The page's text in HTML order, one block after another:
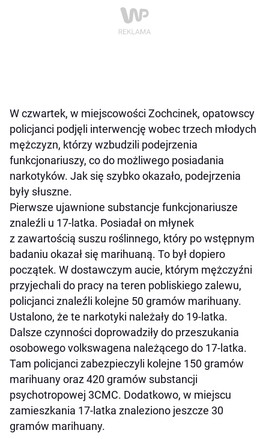
W czwartek, w miejscowości Zochcinek, opatowscy
policjanci podjęli interwencję wobec trzech młodych
mężczyzn, którzy wzbudzili podejrzenia
funkcjonariuszy, co do możliwego posiadania
narkotyków. Jak się szybko okazało, podejrzenia
były słuszne.
Pierwsze ujawnione substancje funkcjonariusze
znaleźli u 17-latka. Posiadał on młynek
z zawartością suszu roślinnego, który po wstępnym
badaniu okazał się marihuaną. To był dopiero
początek. W dostawczym aucie, którym mężczyźni
przyjechali do pracy na teren pobliskiego zalewu,
policjanci znaleźli kolejne 50 gramów marihuany.
Ustalono, że te narkotyki należały do 19-latka.
Dalsze czynności doprowadziły do przeszukania
osobowego volkswagena należącego do 17-latka.
Tam policjanci zabezpieczyli kolejne 150 gramów
marihuany oraz 420 gramów substancji
psychotropowej 3CMC. Dodatkowo, w miejscu
zamieszkania 17-latka znaleziono jeszcze 30
gramów marihuany.